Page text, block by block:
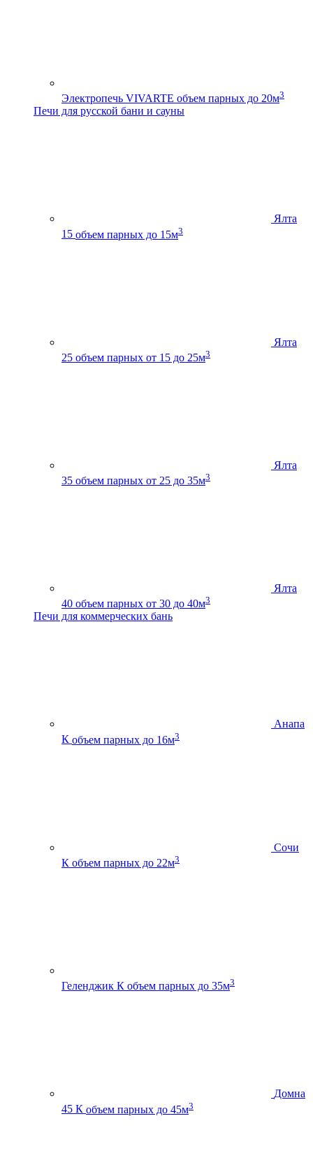
Электропечь VIVARTE объем парных до 20м3
Печи для русской бани и сауны
Ялта
15 объем парных до 15м3
Ялта
25 объем парных от 15 до 25м3
Ялта
35 объем парных от 25 до 35м3
Ялта
40 объем парных от 30 до 40м3
Печи для коммерческих бань
Анапа
К объем парных до 16м3
Сочи
К объем парных до 22м3
Геленджик К объем парных до 35м3
Домна
45 К объем парных до 45м3